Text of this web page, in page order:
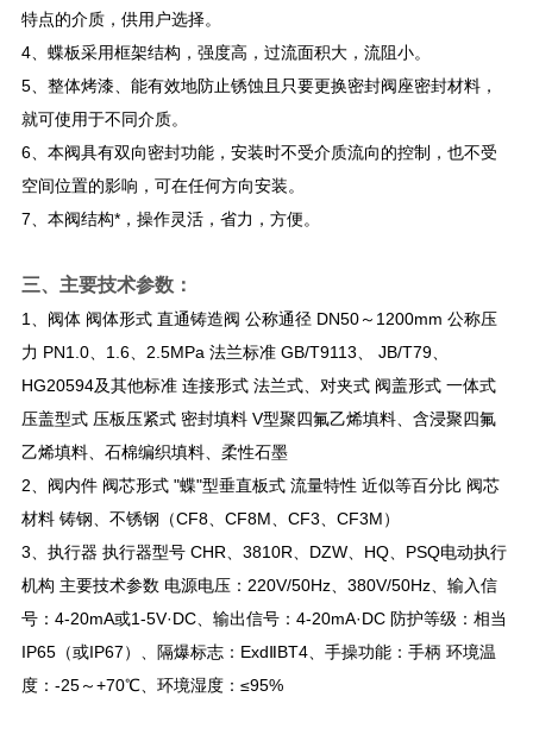
特点的介质，供用户选择。
4、蝶板采用框架结构，强度高，过流面积大，流阻小。
5、整体烤漆、能有效地防止锈蚀且只要更换密封阀座密封材料，
就可使用于不同介质。
6、本阀具有双向密封功能，安装时不受介质流向的控制，也不受
空间位置的影响，可在任何方向安装。
7、本阀结构*，操作灵活，省力，方便。
三、 主要技术参数：
1、阀体 阀体形式 直通铸造阀 公称通径 DN50～1200mm 公称压
力 PN1.0、1.6、2.5MPa 法兰标准 GB/T9113、 JB/T79、
HG20594及其他标准 连接形式 法兰式、对夹式 阀盖形式 一体式
压盖型式 压板压紧式 密封填料 V型聚四氟乙烯填料、含浸聚四氟
乙烯填料、石棉编织填料、柔性石墨
2、阀内件 阀芯形式 "蝶"型垂直板式 流量特性 近似等百分比 阀芯
材料 铸钢、不锈钢（CF8、CF8M、CF3、CF3M）
3、执行器 执行器型号 CHR、3810R、DZW、HQ、PSQ电动执行
机构 主要技术参数 电源电压：220V/50Hz、380V/50Hz、输入信
号：4-20mA或1-5V·DC、输出信号：4-20mA·DC 防护等级：相当
IP65（或IP67）、隔爆标志：ExdⅡBT4、手操功能：手柄 环境温
度：-25～+70℃、环境湿度：≤95%